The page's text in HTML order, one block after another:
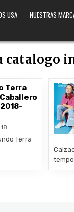
USA NUESTRAS
catalogo
Terra
Terra